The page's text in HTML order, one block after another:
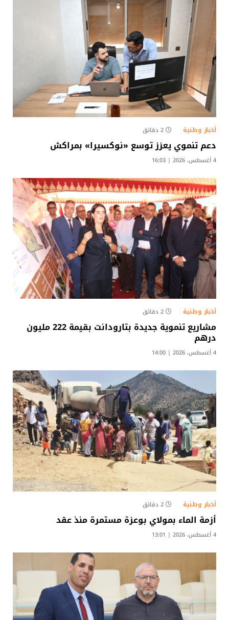
أخبار وطنية 2 دقائق
دعم تنموي يعزز توسع «نوكسيرا» بمراكش
4 أغسطس، 2026 | 16:03
أخبار وطنية 2 دقائق
مشاريع تنموية جديدة بتارودانت بقيمة 222 مليون
درهم
4 أغسطس، 2026 | 14:00
أخبار وطنية 2 دقائق
أزمة الماء بمولاي بوعزة مستمرة منذ عقد
4 أغسطس، 2026 | 13:01